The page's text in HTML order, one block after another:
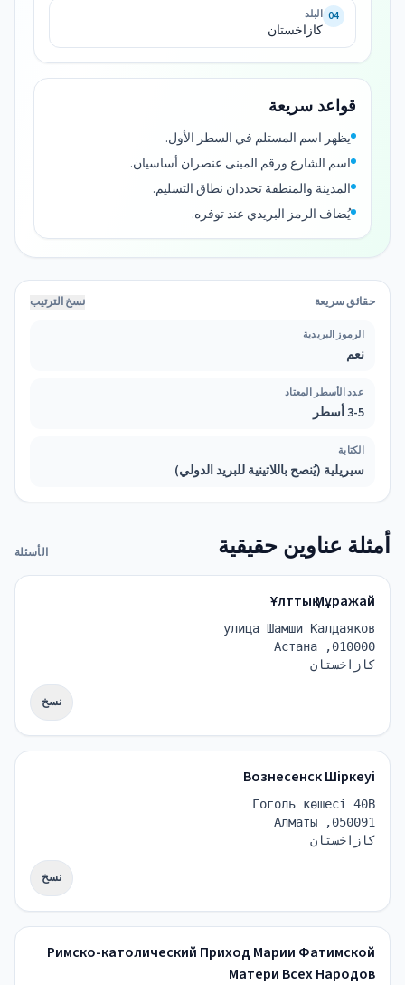
04 البلد
كازاخستان
قواعد سريعة
يظهر اسم المستلم في السطر الأول.
اسم الشارع ورقم المبنى عنصران أساسيان.
المدينة والمنطقة تحددان نطاق التسليم.
يُضاف الرمز البريدي عند توفره.
حقائق سريعة نسخ الترتيب
الرموز البريدية
نعم
عدد الأسطر المعتاد
3-5 أسطر
الكتابة
سيريلية (يُنصح باللاتينية للبريد الدولي)
أمثلة عناوين حقيقية الأسئلة
Ұлттық Мұражай
улица Шамши Калдаяков
010000, Астана
كازاخستان
نسخ
Вознесенск Шіркеуі
Гоголь көшесі 40B
050091, Алматы
كازاخستان
نسخ
Римско-католический Приход Марии Фатимской
Матери Всех Народов